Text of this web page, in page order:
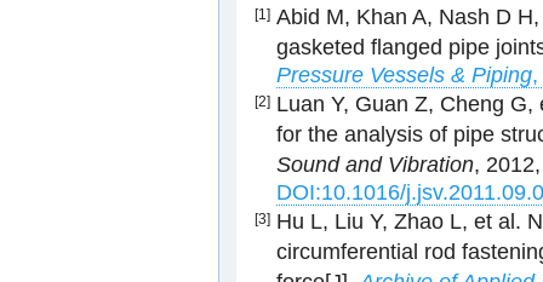
[1] Abid M, Khan A, Nash D
gasketed flanged pipe
Pressure Vessels & Piping
[2] Luan Y, Guan Z, Cheng
for the analysis of pipe
Sound and Vibration,
DOI:10.1016/
[3] Hu L, Liu Y, Zhao L, et al.
circumferential rod